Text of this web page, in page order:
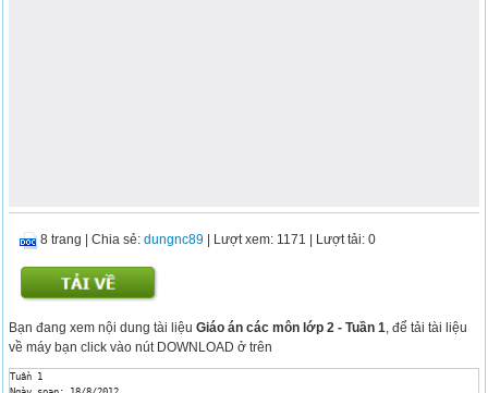
8 trang |Chia sẻ:dungnc89 | Lượt xem: 1171 | Lượt tải: 0
Bạn đang xem nội dung tài liệuGiáo án các môn lớp 2 - Tuần 1 , để tải tài liệu
về máy bạn click vào nút DOWNLOAD ở trên
Tuần 1